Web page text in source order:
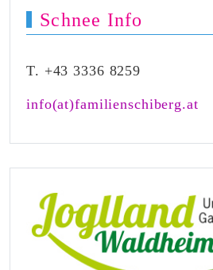
Schnee Info
T. +43 3336 8259
info(at)familienschiberg.at